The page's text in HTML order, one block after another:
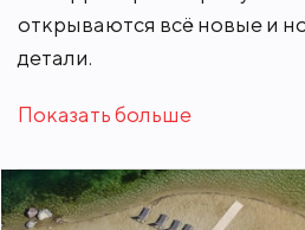
открываются всё новые и
детали.
Показать больше